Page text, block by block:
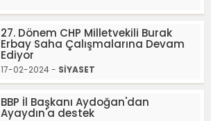
27. Dönem CHP Milletvekili Burak
Erbay Saha Çalışmalarına Devam
Ediyor
17-02-2024 - SİYASET
BBP İl Başkanı Aydoğan'dan
Ayaydın'a destek